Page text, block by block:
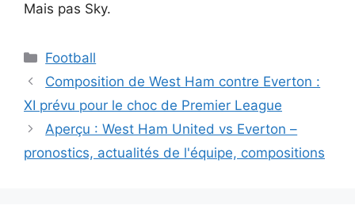
Mais pas Sky.
Catégories
Football
Composition de West Ham contre Everton :
XI prévu pour le choc de Premier League
Aperçu : West Ham United vs Everton –
pronostics, actualités de l'équipe, compositions